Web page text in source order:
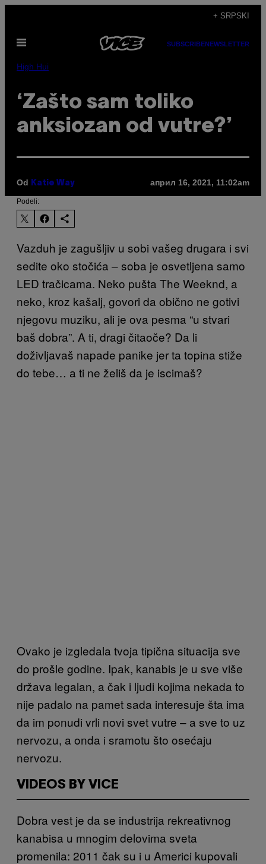
садржај
+ SRPSKI
Otvori
SUBSCRIBENEWSLETTER
High Hui
‘Zašto sam toliko
anksiozan od vutre?’
Od Katie Way април 16, 2021, 11:02am
Podeli:
Vazduh je zagušljiv u sobi vašeg drugara i svi
sedite oko stočića – soba je osvetljena samo
LED tračicama. Neko pušta The Weeknd, a
neko, kroz kašalj, govori da obično ne gotivi
njegovu muziku, ali je ova pesma “u stvari
baš dobra”. A ti, dragi čitaoče? Da li
doživljavaš napade panike jer ta topina stiže
do tebe… a ti ne želiš da je iscimaš?
Ovako je izgledala tvoja tipična situacija sve
do prošle godine. Ipak, kanabis je u sve više
država legalan, a čak i ljudi kojima nekada to
nije padalo na pamet sada interesuje šta ima
da im ponudi vrli novi svet vutre – a sve to uz
nervozu, a onda i sramotu što osećaju
nervozu.
VIDEOS BY VICE
Dobra vest je da se industrija rekreativnog
kanabisa u mnogim delovima sveta
promenila: 2011 čak su i u Americi kupovali